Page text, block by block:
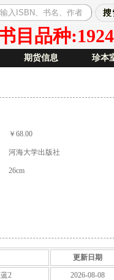
目品种
期货信息 珍本
￥68.00
河海大学出版社
26cm
更新日期
2 2026-08-08